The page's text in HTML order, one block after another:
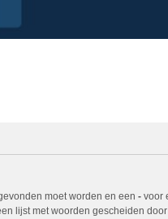
moet worden en een - voor
lijst met woorden gescheiden